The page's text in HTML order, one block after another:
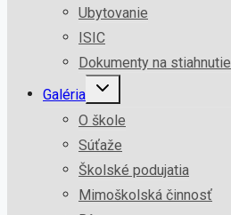
Ubytovanie
ISIC
Dokumenty na stiahnutie
Galéria
O škole
Súťaže
Školské podujatia
Mimoškolská činnosť